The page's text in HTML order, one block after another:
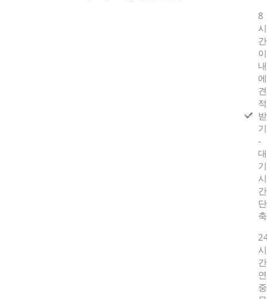
8
시
간
이
내
에
견
적
받
기
-
대
기
시
간
단
축
시
간
연
중